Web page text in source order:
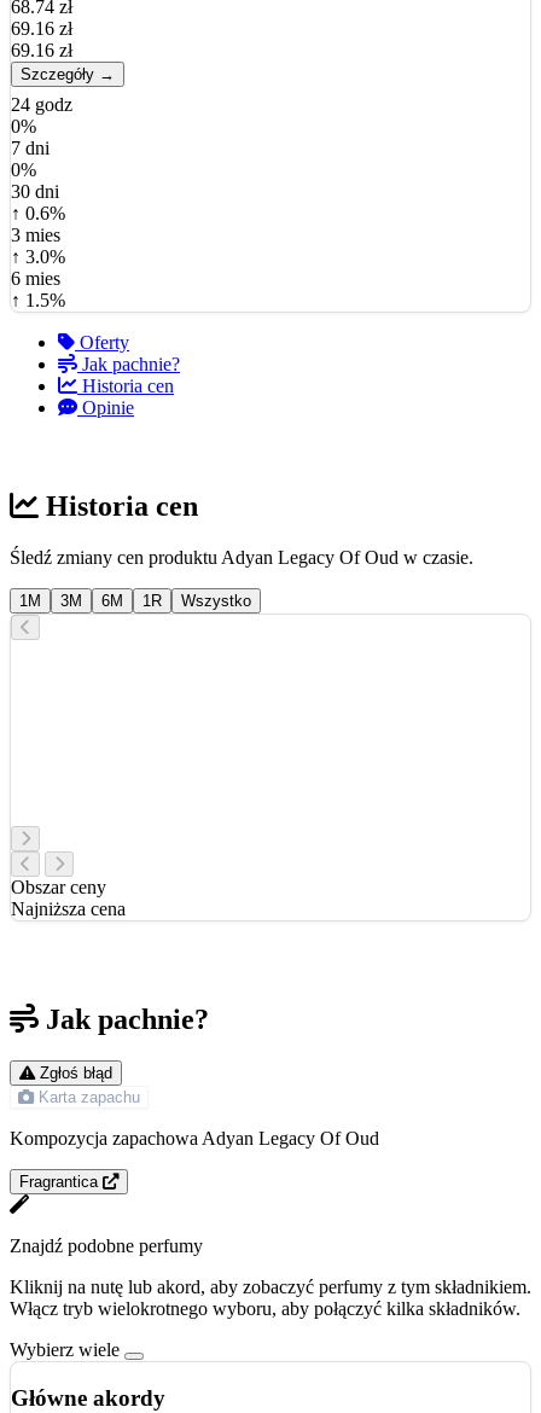
68.74 zł
69.16 zł
69.16 zł
Szczegóły →
24 godz
0%
7 dni
0%
30 dni
↑ 0.6%
3 mies
↑ 3.0%
6 mies
↑ 1.5%
Oferty
Jak pachnie?
Historia cen
Opinie
Historia cen
Śledź zmiany cen produktu Adyan Legacy Of Oud w czasie.
1M 3M 6M 1R Wszystko
Obszar ceny
Najniższa cena
Jak pachnie?
Zgłoś błąd
Karta zapachu
Kompozycja zapachowa Adyan Legacy Of Oud
Fragrantica
Znajdź podobne perfumy
Kliknij na nutę lub akord, aby zobaczyć perfumy z tym składnikiem.
Włącz tryb wielokrotnego wyboru, aby połączyć kilka składników.
Wybierz wiele
Główne akordy